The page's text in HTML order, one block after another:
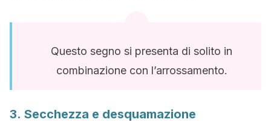
Questo segno si presenta di solito in
combinazione con l’arrossamento.
3. Secchezza e desquamazione